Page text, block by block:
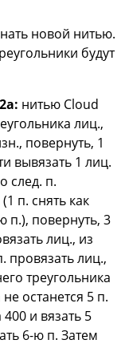
новой нитью.
будут
нитью Cloud
лиц.,
повернуть, 1
вывязать 1 лиц.
след. п.
п. снять как
п.), повернуть, 3
лиц., из
провязать лиц.,
треугольника
останется 5 п.
и вязать 5
6-ю п. Затем